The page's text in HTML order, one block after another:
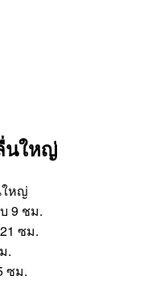
นใหญ่
หญ่
9 ชม.
ซม.
.
ซม.